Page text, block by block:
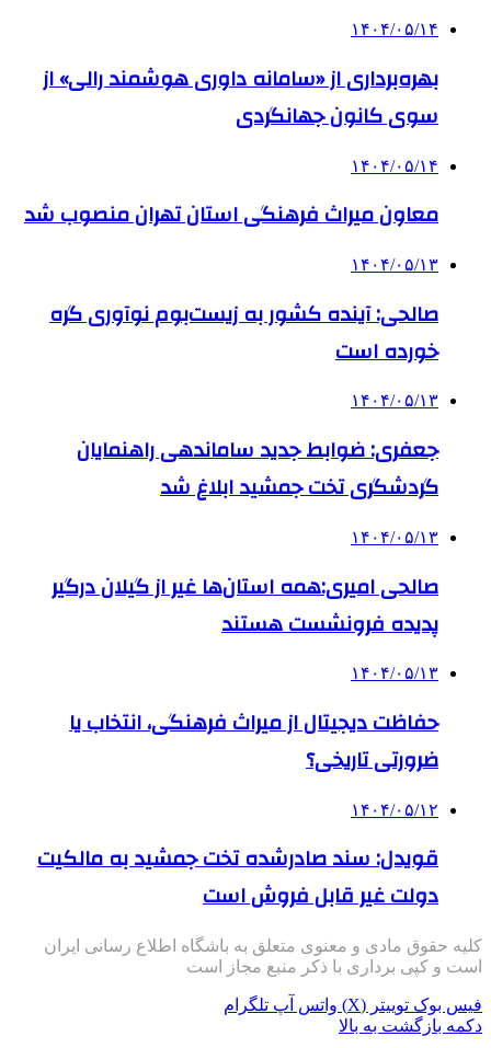
۱۴۰۴/۰۵/۱۴
بهره‌برداری از «سامانه داوری هوشمند رالی» از
سوی کانون جهانگردی
۱۴۰۴/۰۵/۱۴
معاون میراث فرهنگی استان تهران منصوب شد
۱۴۰۴/۰۵/۱۳
صالحی: آینده کشور به زیست‌بوم نوآوری گره
خورده است
۱۴۰۴/۰۵/۱۳
جعفری: ضوابط جدید ساماندهی راهنمایان
گردشگری تخت جمشید ابلاغ شد
۱۴۰۴/۰۵/۱۳
صالحی امیری:همه استان‌ها غیر از گیلان درگیر
پدیده فرونشست هستند
۱۴۰۴/۰۵/۱۳
حفاظت دیجیتال از میراث فرهنگی، انتخاب یا
ضرورتی تاریخی؟
۱۴۰۴/۰۵/۱۲
قویدل: سند صادرشده تخت جمشید به مالکیت
دولت غیر قابل فروش است
کلیه حقوق مادی و معنوی متعلق به باشگاه اطلاع رسانی ایران
است و کپی برداری با ذکر منبع مجاز است
فیس بوک توییتر (X) واتس آپ تلگرام
دکمه بازگشت به بالا